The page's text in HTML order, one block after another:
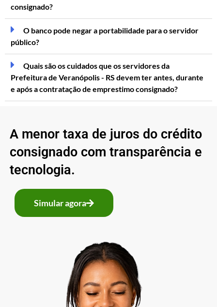
consignado?
O banco pode negar a portabilidade para o servidor
público?
Quais são os cuidados que os servidores da
Prefeitura de Veranópolis - RS devem ter antes, durante
e após a contratação de emprestimo consignado?
A menor taxa de juros do crédito
consignado com transparência e
tecnologia.
Simular agora